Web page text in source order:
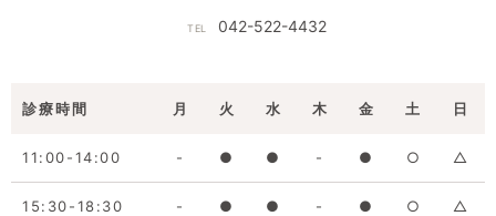
TEL 042-522-4432
診療時間 月 火 水 木 金 土 日
11:00-14:00 - ● ● - ● ○ △
15:30-18:30 - ● ● - ● ○ △